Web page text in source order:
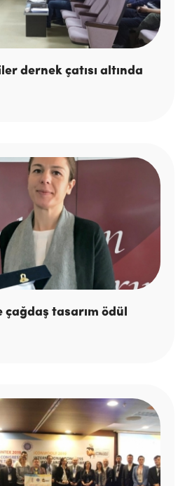
dernek çatısı altında
tasarım ödül